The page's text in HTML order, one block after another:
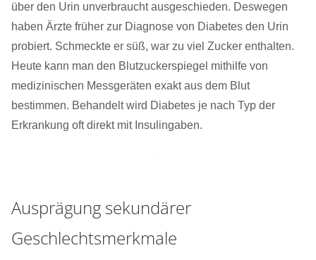
über den Urin unverbraucht ausgeschieden. Deswegen
haben Ärzte früher zur Diagnose von Diabetes den Urin
probiert. Schmeckte er süß, war zu viel Zucker enthalten.
Heute kann man den Blutzuckerspiegel mithilfe von
medizinischen Messgeräten exakt aus dem Blut
bestimmen. Behandelt wird Diabetes je nach Typ der
Erkrankung oft direkt mit Insulingaben.
Ausprägung sekundärer
Geschlechtsmerkmale